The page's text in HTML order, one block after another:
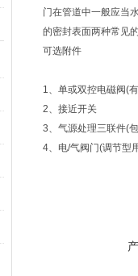
门在管道中一般应当
的密封表面两种常见
可选附件
1、单或双控电磁阀(
2、接近开关
3、气源处理三联件(
4、电/气阀门(调节型